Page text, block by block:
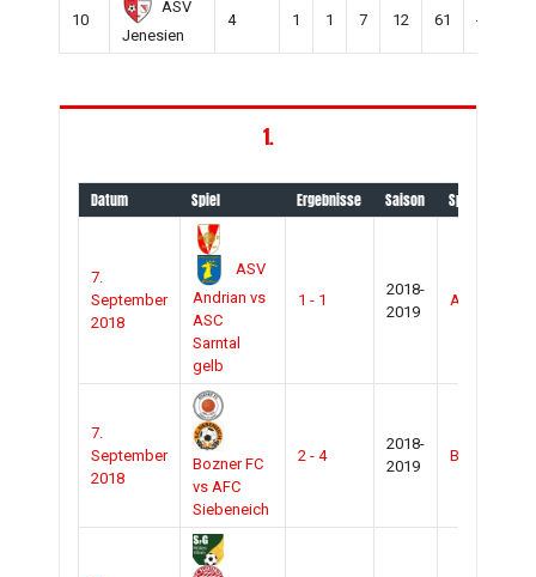
10
ASV
Jenesien
4 1 1 7 12 61 -49
1.
Datum Spiel Ergebnisse Saison Spielort
7.
September
2018
ASV
Andrian vs
ASC
Sarntal
gelb
1 - 1
2018-
2019
Andrian
7.
September
2018
Bozner FC
vs AFC
Siebeneich
2 - 4
2018-
2019
BZ/